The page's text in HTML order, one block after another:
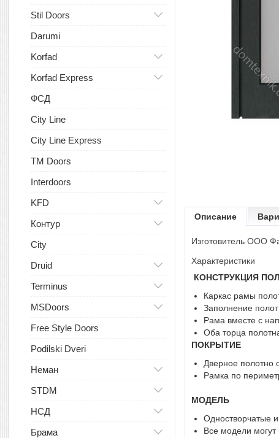
Stil Doors
Darumi
Korfad
Korfad Express
ФСД
City Line
City Line Express
TM Doors
Interdoors
KFD
Контур
City
Druid
Terminus
MSDoors
Free Style Doors
Podilski Dveri
Неман
STDM
НСД
Брама
Описание
Изготовитель ООО
Характеристики
КОНСТРУКЦИЯ
Каркас рамы
Заполнение
Рама вместе с
Оба торца
ПОКРЫТИЕ
Дверное полотно
Рамка по
МОДЕЛЬ
Одностворчатые
Все модели